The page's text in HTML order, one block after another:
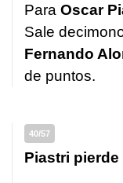
Para Oscar
Sale
Fernando
de puntos.
40/57
Piastri